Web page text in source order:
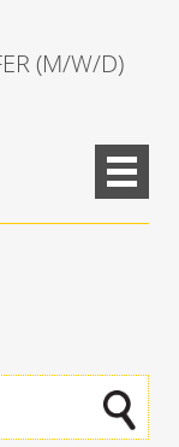
(M/W/D)